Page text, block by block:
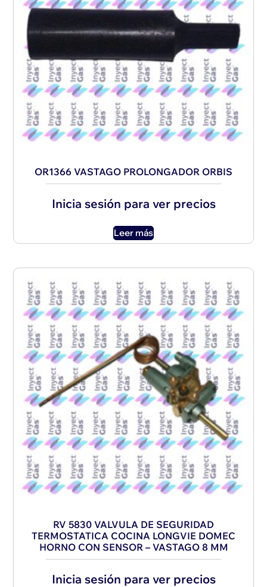
OR1366 VASTAGO PROLONGADOR ORBIS
Inicia sesión para ver precios
Leer más
RV 5830 VALVULA DE SEGURIDAD
TERMOSTATICA COCINA LONGVIE DOMEC
HORNO CON SENSOR – VASTAGO 8 MM
Inicia sesión para ver precios